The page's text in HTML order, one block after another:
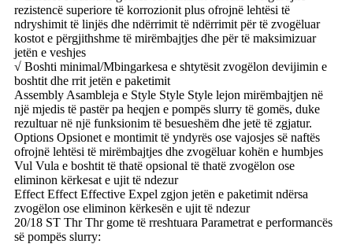
rezistencë superiore të korrozionit plus ofrojnë lehtësi të
ndryshimit të linjës dhe ndërrimit të ndërrimit për të zvogëluar
kostot e përgjithshme të mirëmbajtjes dhe për të maksimizuar
jetën e veshjes
√ Boshti minimal/Mbingarkesa e shtytësit zvogëlon devijimin e
boshtit dhe rrit jetën e paketimit
Assembly Asambleja e Style Style Style lejon mirëmbajtjen në
një mjedis të pastër pa heqjen e pompës slurry të gomës, duke
rezultuar në një funksionim të besueshëm dhe jetë të zgjatur.
Options Opsionet e montimit të yndyrës ose vajosjes së naftës
ofrojnë lehtësi të mirëmbajtjes dhe zvogëluar kohën e humbjes
Vul Vula e boshtit të thatë opsional të thatë zvogëlon ose
eliminon kërkesat e ujit të ndezur
Effect Effect Effective Expel zgjon jetën e paketimit ndërsa
zvogëlon ose eliminon kërkesën e ujit të ndezur
20/18 ST Thr Thr gome të rreshtuara Parametrat e performancës
së pompës slurry: